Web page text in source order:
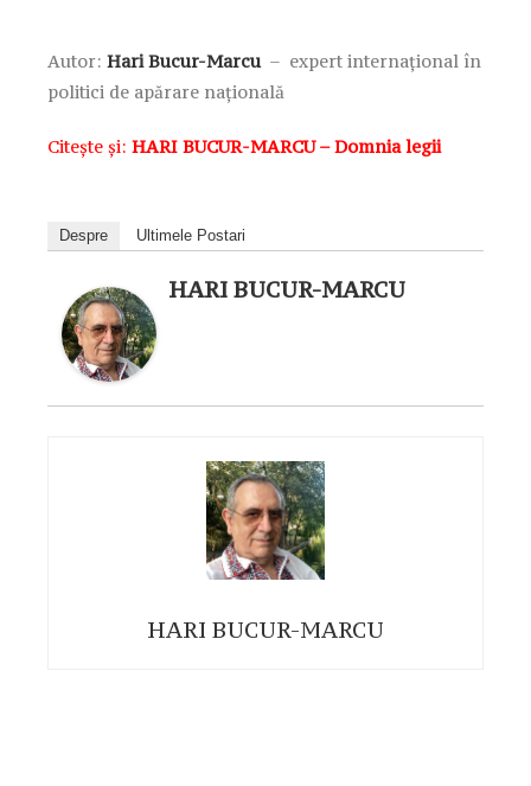
Autor: Hari Bucur-Marcu– expert internațional în
politici de apărare națională
Citește și: HARI BUCUR-MARCU – Domnia legii
Despre Ultimele Postari
HARI BUCUR-MARCU
HARI BUCUR-MARCU